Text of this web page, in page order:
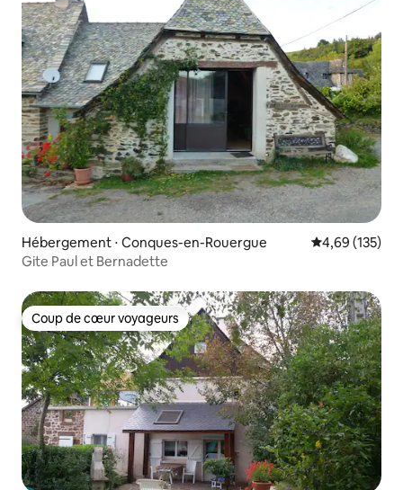
Hébergement ⋅ Conques-en-Rouergue Évaluation
4,69 (135)
Gite Paul et Bernadette
Coup de cœur voyageurs
Coup de cœur voyageurs